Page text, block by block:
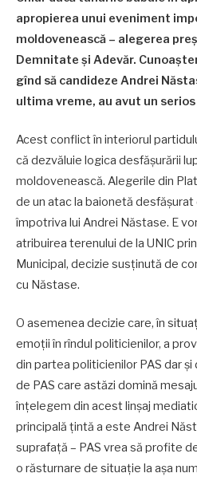
apropierea unui eveniment
moldovenească – alegerea
Demnitate și Adevăr.
gînd să candideze Andrei
ultima vreme, au avut un
Acest conflict în interiorul
că dezvăluie logica desfășurării
moldovenească. Alegerile din
de un atac la baionetă
împotriva lui Andrei Năstase. E
atribuirea terenului de la UNIC
Municipal, decizie susținută de
cu Năstase.
O asemenea decizie care, în
emoții în rîndul politicienilor, a
din partea politicienilor PAS dar
de PAS care astăzi domină
înțelegem din acest linșaj
principală țintă a este Andrei
suprafață – PAS vrea să profite
o răsturnare de situație la așa